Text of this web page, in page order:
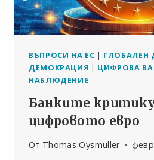
ВЪПРОСИ НА ЕС | ГЛОБАЛЕН
ДЕМОКРАЦИЯ | ЦИФРОВА
НАБЛЮДЕНИЕ
Банките
цифровото евро
От Thomas Oysmüller